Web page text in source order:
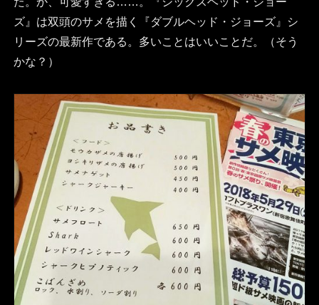
ズ』は双頭のサメを描く『ダブルヘッド・ジョーズ』シ
リーズの最新作である。多いことはいいことだ。（そう
かな？）